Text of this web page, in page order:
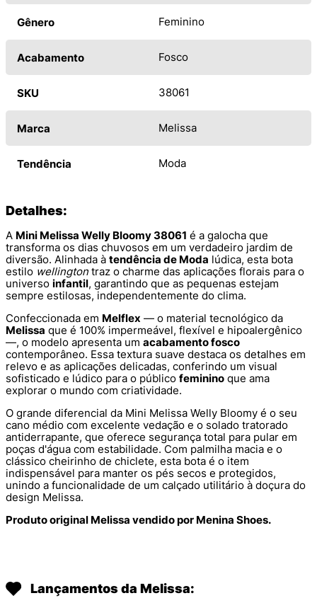
Gênero Feminino
Acabamento Fosco
SKU 38061
Marca Melissa
Tendência Moda
Detalhes:
A Mini Melissa Welly Bloomy 38061 é a galocha que
transforma os dias chuvosos em um verdadeiro jardim de
diversão. Alinhada à tendência de Moda lúdica, esta bota
estilo wellington traz o charme das aplicações florais para o
universo infantil, garantindo que as pequenas estejam
sempre estilosas, independentemente do clima.
Confeccionada em Melflex — o material tecnológico da
Melissa que é 100% impermeável, flexível e hipoalergênico
—, o modelo apresenta um acabamento fosco
contemporâneo. Essa textura suave destaca os detalhes em
relevo e as aplicações delicadas, conferindo um visual
sofisticado e lúdico para o público feminino que ama
explorar o mundo com criatividade.
O grande diferencial da Mini Melissa Welly Bloomy é o seu
cano médio com excelente vedação e o solado tratorado
antiderrapante, que oferece segurança total para pular em
poças d'água com estabilidade. Com palmilha macia e o
clássico cheirinho de chiclete, esta bota é o item
indispensável para manter os pés secos e protegidos,
unindo a funcionalidade de um calçado utilitário à doçura do
design Melissa.
Produto original Melissa vendido por Menina Shoes.
Lançamentos da Melissa: